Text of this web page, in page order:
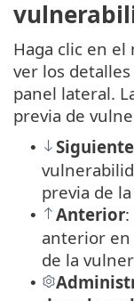
Haga clic en
ver los
panel lateral.
previa de
• Siguiente
previa de
• Anterior
anterior en
de la
•